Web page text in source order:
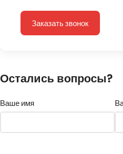
Заказать звонок
Остались вопросы?
Ваше имя